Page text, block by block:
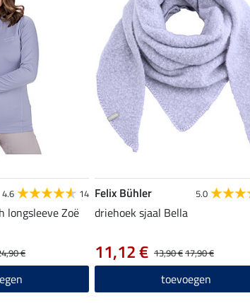
4.6 14
longsleeve Zoë
€
Felix Bühler 5.0
driehoek sjaal Bella
13,90 €17,90 €
11,12 €
toevoegen